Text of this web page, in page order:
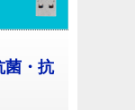
菌・抗